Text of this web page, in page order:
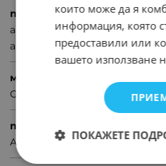
продукт
авто букси
авто кабели
марка
GRUNDIG
предназначение
AUX
които може да я
информация, която
предоставили или
вашето използване
ПОКАЖЕТЕ